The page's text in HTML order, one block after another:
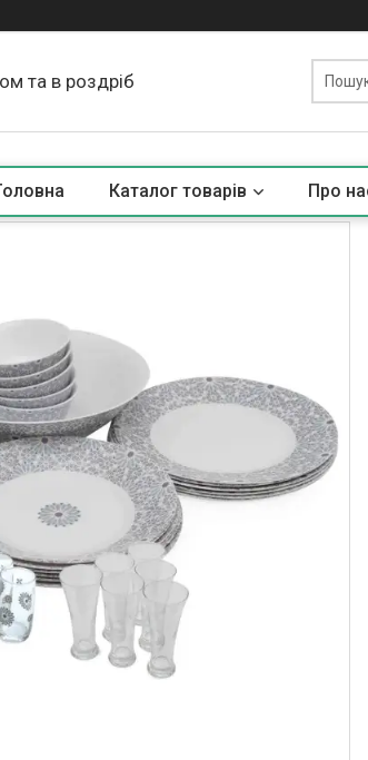
та в роздріб
Каталог товарів Про